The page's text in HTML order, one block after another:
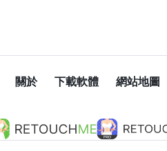
關於 下載軟體 網站地圖